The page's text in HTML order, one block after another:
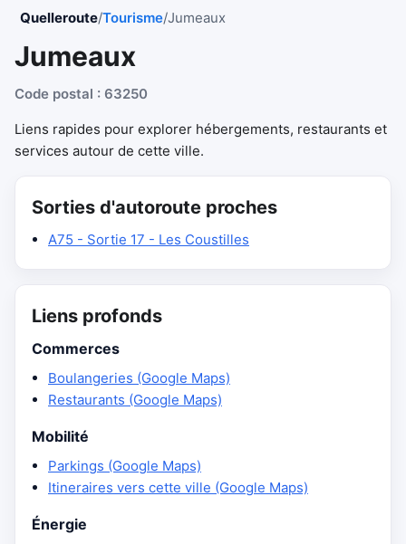
Quelleroute/Tourisme/Jumeaux
Jumeaux
Code postal : 63250
Liens rapides pour explorer hébergements, restaurants et
services autour de cette ville.
Sorties d'autoroute proches
A75 - Sortie 17 - Les Coustilles
Liens profonds
Commerces
Boulangeries (Google Maps)
Restaurants (Google Maps)
Mobilité
Parkings (Google Maps)
Itineraires vers cette ville (Google Maps)
Énergie